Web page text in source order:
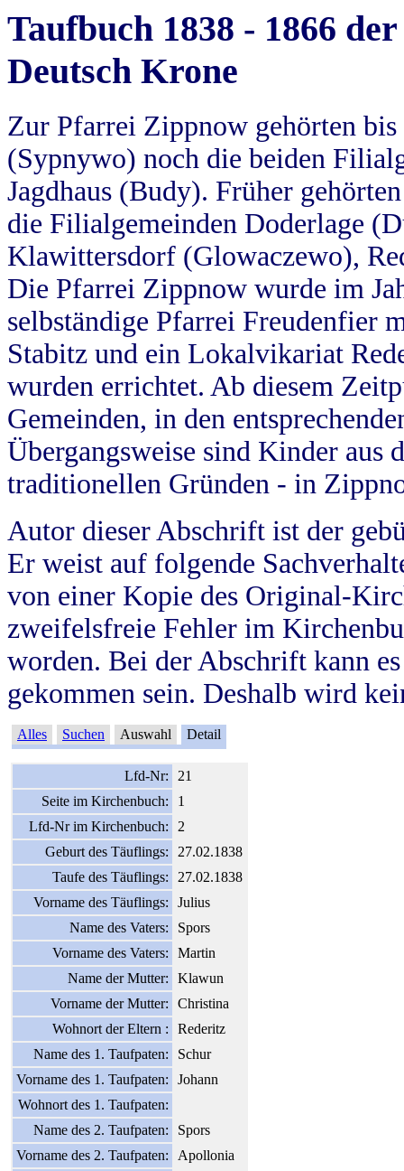
Taufbuch 1838 - 1866
Deutsch Krone
Zur Pfarrei Zippnow gehörten
(Sypnywo) noch die beiden
Jagdhaus (Budy). Früher
die Filialgemeinden Doderlage
Klawittersdorf (Glowaczewo),
Die Pfarrei Zippnow wurde im
selbständige Pfarrei Freudenfier
Stabitz und ein Lokalvikariat
wurden errichtet. Ab diesem
Gemeinden, in den
Übergangsweise sind Kinder aus
traditionellen Gründen - in
Autor dieser Abschrift ist der
Er weist auf folgende
von einer Kopie des Original-
zweifelsfreie Fehler im
worden. Bei der Abschrift kann
gekommen sein. Deshalb wird
Alles Suchen Auswahl Detail
Lfd-Nr:
21
Seite im Kirchenbuch:
1
Lfd-Nr im Kirchenbuch:
2
Geburt des Täuflings:
27.02.1838
Taufe des Täuflings:
27.02.1838
Vorname des Täuflings:
Julius
Name des Vaters:
Spors
Vorname des Vaters:
Martin
Name der Mutter:
Klawun
Vorname der Mutter:
Christina
Wohnort der Eltern :
Rederitz
Name des 1. Taufpaten:
Schur
Vorname des 1. Taufpaten:
Johann
Wohnort des 1. Taufpaten:
Name des 2. Taufpaten:
Spors
Vorname des 2. Taufpaten:
Apollonia